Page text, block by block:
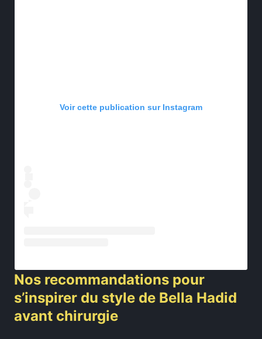
Voir cette publication sur Instagram
Nos recommandations pour
s’inspirer du style de Bella Hadid
avant chirurgie